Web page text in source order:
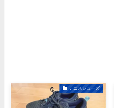
テニスシューズ